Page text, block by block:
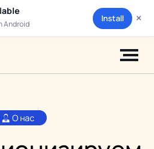
Android
Install ×
О нас